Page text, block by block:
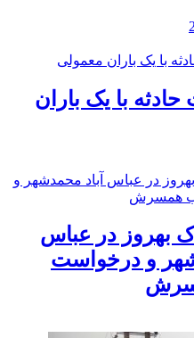
با یک باران
بهروز در عباس
و درخواست